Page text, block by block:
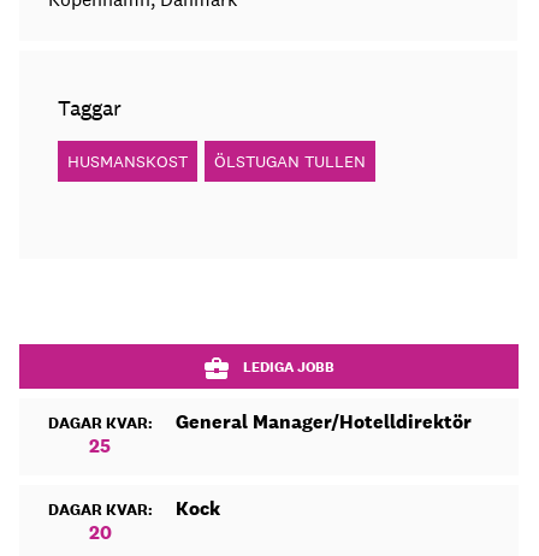
Taggar
HUSMANSKOST ÖLSTUGAN TULLEN
LEDIGA JOBB
DAGAR KVAR:
25
General Manager/Hotelldirektör
DAGAR KVAR:
20
Kock